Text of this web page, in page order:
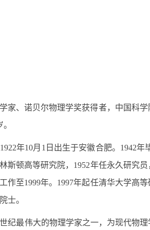
家、诺贝尔物理学奖获得者，中国科
年10月1日出生于安徽合肥。1942
斯顿高等研究院，1952年任永久研究
作至1999年。1997年起任清华大学高
士。
纪最伟大的物理学家之一，为现代物